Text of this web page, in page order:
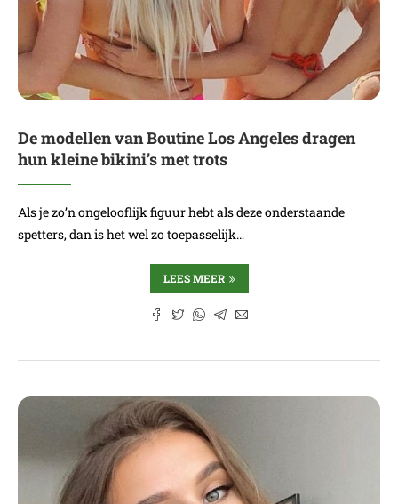
De modellen van Boutine Los Angeles dragen
hun kleine bikini’s met trots
Als je zo’n ongelooflijk figuur hebt als deze onderstaande
spetters, dan is het wel zo toepasselijk…
LEES MEER